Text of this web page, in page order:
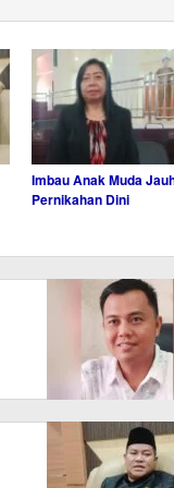
Imbau Anak Muda
Pernikahan Dini